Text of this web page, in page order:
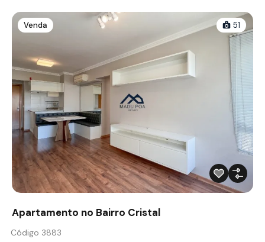
Venda 51
Apartamento no Bairro Cristal
Código 3883